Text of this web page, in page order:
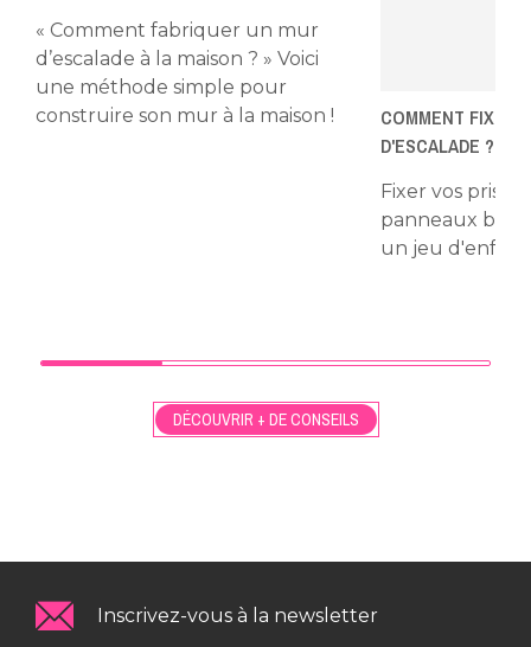
« Comment fabriquer un mur
d’escalade à la maison ? » Voici
une méthode simple pour
construire son mur à la maison !
COMMENT FIXER
D'ESCALADE ?
Fixer vos
panneaux bois
un jeu d'enfant
DÉCOUVRIR + DE CONSEILS
Inscrivez-vous à la newsletter